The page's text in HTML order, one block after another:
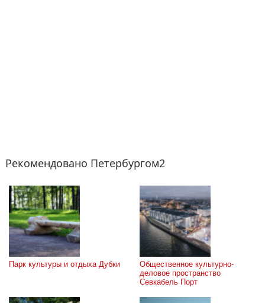
Рекомендовано Петербургом2
Парк культуры и отдыха Дубки
Общественное культурно-
деловое пространство
Севкабель Порт